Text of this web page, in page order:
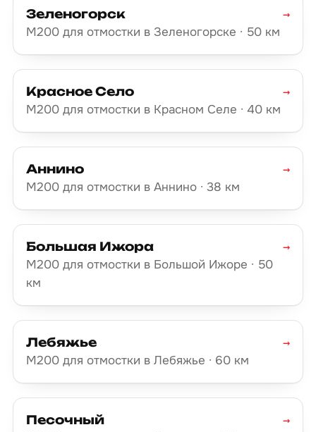
Зеленогорск
М200 для отмостки в Зеленогорске · 50 км
→
Красное Село
М200 для отмостки в Красном Селе · 40 км
→
Аннино
М200 для отмостки в Аннино · 38 км
→
Большая Ижора
М200 для отмостки в Большой Ижоре · 50
км
→
Лебяжье
М200 для отмостки в Лебяжье · 60 км
→
Песочный
→